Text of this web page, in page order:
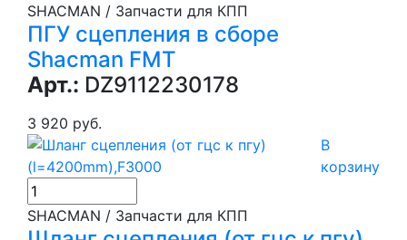
SHACMAN / Запчасти для КПП
ПГУ сцепления в сборе
Shacman FMT
Арт.: DZ9112230178
3 920 руб.
В
корзину
SHACMAN / Запчасти для КПП